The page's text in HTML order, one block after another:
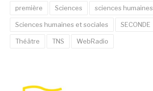
première Sciences sciences humaines
Sciences humaines et sociales SECONDE
Théâtre TNS WebRadio